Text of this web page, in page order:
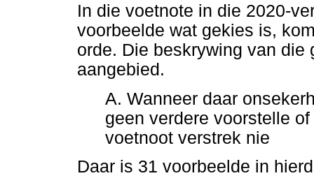
In die voetnote in die 2020-
voorbeelde wat gekies is,
orde. Die beskrywing van die
aangebied.
A. Wanneer daar
geen verdere voorstelle
voetnoot verstrek nie
Daar is 31 voorbeelde in